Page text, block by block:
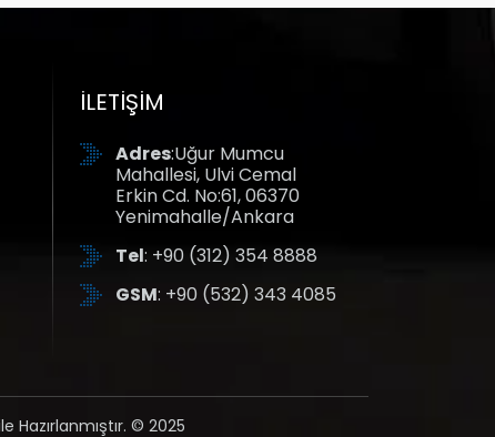
İLETIŞIM
Adres:Uğur Mumcu
Mahallesi, Ulvi Cemal
Erkin Cd. No:61, 06370
Yenimahalle/Ankara
Tel: +90 (312) 354 8888
GSM: +90 (532) 343 4085
Hazırlanmıştır. © 2025